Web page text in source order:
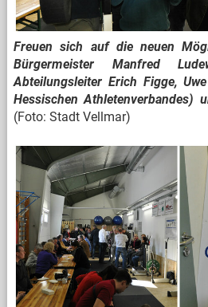
Freuen sich auf die neuen
Bürgermeister Manfred
Abteilungsleiter Erich Figge,
Hessischen Athletenverbandes)
(Foto: Stadt Vellmar)